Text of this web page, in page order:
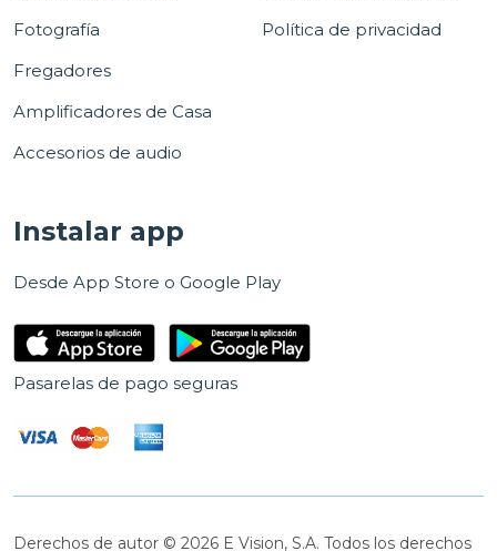
Fotografía
Fregadores
Amplificadores de Casa
Accesorios de audio
Política de privacidad
Instalar app
Desde App Store o Google Play
Pasarelas de pago seguras
Derechos de autor © 2026 E Vision, S.A. Todos los derechos